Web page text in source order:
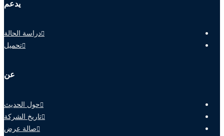
يدعم
دراسة الحالة
تحميل
عن
حول الحديث
تاريخ الشركة
صالة عرض